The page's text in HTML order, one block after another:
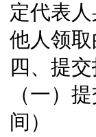
定代表
他人领
四、提
（一）
间）